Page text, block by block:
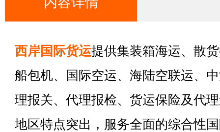
西岸国际货运提供集装箱海运、散
船包机、国际空运、海陆空联运、
理报关、代理报检、货运保险及代
地区特点突出，服务全面的综合性